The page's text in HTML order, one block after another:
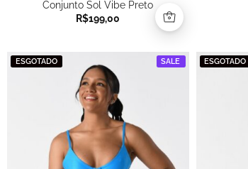
Conjunto Sol Vibe Preto
R$199,00
ESGOTADO SALE ESGOTADO